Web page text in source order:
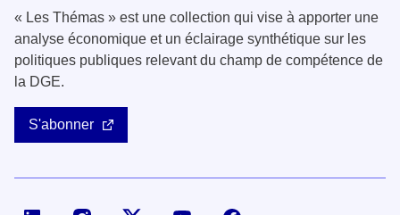
« Les Thémas » est une collection qui vise à apporter une
analyse économique et un éclairage synthétique sur les
politiques publiques relevant du champ de compétence de
la DGE.
S'abonner